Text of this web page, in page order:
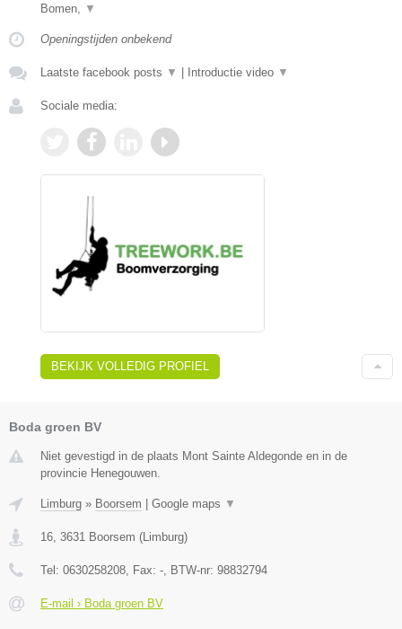
Bomen,
▼
Openingstijden onbekend
Laatste facebook posts ▼ Introductie video ▼
Sociale media:
BEKIJK VOLLEDIG PROFIEL
Boda groen BV
Niet gevestigd in de plaats Mont Sainte Aldegonde en in de
provincie Henegouwen.
Limburg » Boorsem Google maps ▼
16, 3631 Boorsem (Limburg)
Tel: 0630258208, Fax: -, BTW-nr: 98832794
E-mail › Boda groen BV